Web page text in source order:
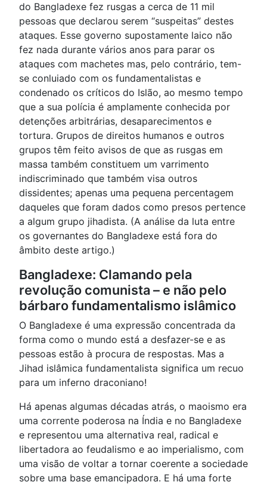
do Bangladexe fez rusgas a cerca de 11 mil
pessoas que declarou serem “suspeitas” destes
ataques. Esse governo supostamente laico não
fez nada durante vários anos para parar os
ataques com machetes mas, pelo contrário, tem-
se conluiado com os fundamentalistas e
condenado os críticos do Islão, ao mesmo tempo
que a sua polícia é amplamente conhecida por
detenções arbitrárias, desaparecimentos e
tortura. Grupos de direitos humanos e outros
grupos têm feito avisos de que as rusgas em
massa também constituem um varrimento
indiscriminado que também visa outros
dissidentes; apenas uma pequena percentagem
daqueles que foram dados como presos pertence
a algum grupo jihadista. (A análise da luta entre
os governantes do Bangladexe está fora do
âmbito deste artigo.)
Bangladexe: Clamando pela
revolução comunista – e não pelo
bárbaro fundamentalismo islâmico
O Bangladexe é uma expressão concentrada da
forma como o mundo está a desfazer-se e as
pessoas estão à procura de respostas. Mas a
Jihad islâmica fundamentalista significa um recuo
para um inferno draconiano!
Há apenas algumas décadas atrás, o maoismo era
uma corrente poderosa na Índia e no Bangladexe
e representou uma alternativa real, radical e
libertadora ao feudalismo e ao imperialismo, com
uma visão de voltar a tornar coerente a sociedade
sobre uma base emancipadora. E há uma forte